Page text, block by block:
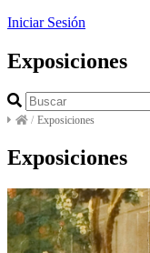
Iniciar Sesión
Exposiciones
/ Exposiciones
Exposiciones